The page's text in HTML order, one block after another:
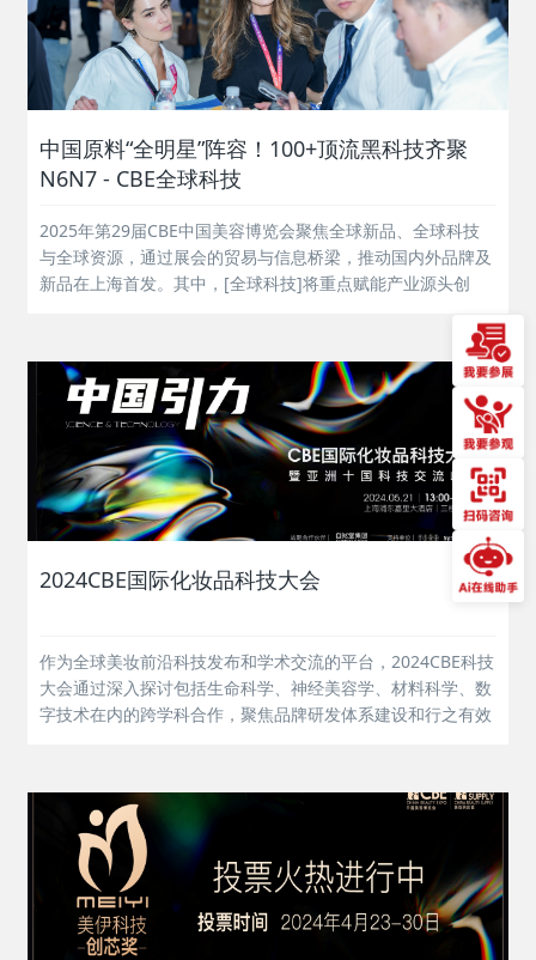
中国原料“全明星”阵容！100+顶流黑科技齐聚
N6N7 - CBE全球科技
2025年第29届CBE中国美容博览会聚焦全球新品、全球科技
与全球资源，通过展会的贸易与信息桥梁，推动国内外品牌及
新品在上海首发。其中，[全球科技]将重点赋能产业源头创
OEM、检验检测馆，集中展示生物活性成分、绿色原料、智
能香氛、ODM创新技术...
2024CBE国际化妆品科技大会
作为全球美妆前沿科技发布和学术交流的平台，2024CBE科技
大会通过深入探讨包括生命科学、神经美容学、材料科学、数
字技术在内的跨学科合作，聚焦品牌研发体系建设和行之有效
走越宽。...